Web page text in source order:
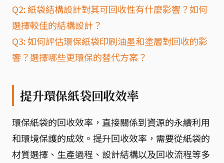
Q2: 紙袋結構設計對其可回收性有什麼影響？如何
選擇較佳的結構設計？
Q3: 如何評估環保紙袋印刷油墨和塗層對回收的影
響？選擇哪些更環保的替代方案？
提升環保紙袋回收效率
環保紙袋的回收效率，直接關係到資源的永續利用
和環境保護的成效。提升回收效率，需要從紙袋的
材質選擇、生產過程、設計結構以及回收流程等多